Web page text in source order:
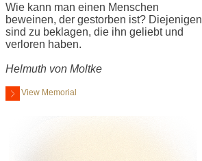
Wie kann man einen Menschen
beweinen, der gestorben ist? Diejenigen
sind zu beklagen, die ihn geliebt und
verloren haben.
Helmuth von Moltke
View Memorial